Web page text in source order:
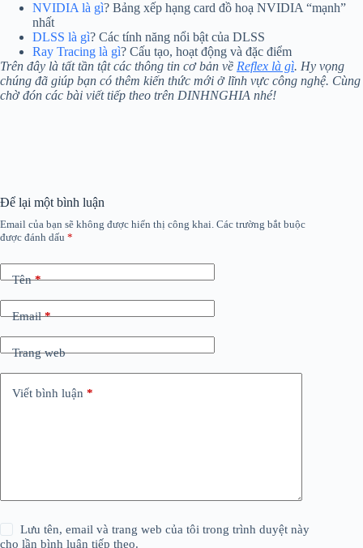
NVIDIA là gì? Bảng xếp hạng card đồ hoạ NVIDIA “mạnh”
nhất
DLSS là gì? Các tính năng nổi bật của DLSS
Ray Tracing là gì? Cấu tạo, hoạt động và đặc điểm
Trên đây là tất tần tật các thông tin cơ bản về Reflex là gì. Hy vọng
chúng đã giúp bạn có thêm kiến thức mới ở lĩnh vực công nghệ. Cùng
chờ đón các bài viết tiếp theo trên DINHNGHIA nhé!
Để lại một bình luận
Email của bạn sẽ không được hiển thị công khai. Các trường bắt buộc
được đánh dấu *
Tên*
Email*
Trang web
Viết bình luận *
Lưu tên, email và trang web của tôi trong trình duyệt này
cho lần bình luận tiếp theo.